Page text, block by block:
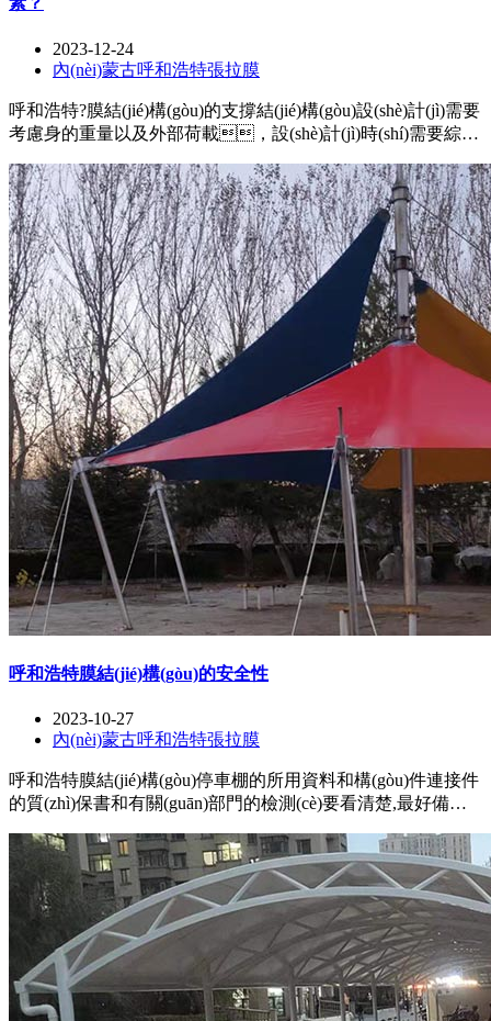
2023-12-24
內(nèi)蒙古呼和浩特張拉膜
呼和浩特?膜結(jié)構(gòu)的支撐結(jié)構(gòu)設(shè)計(jì)需要
考慮身的重量以及外部荷載，設(shè)計(jì)時(shí)需要綜合
限制等力學(xué)特性，以確保結(jié)構(gòu)的穩
(wěn)定和安全
呼和浩特膜結(jié)構(gòu)的安全性
2023-10-27
內(nèi)蒙古呼和浩特張拉膜
呼和浩特膜結(jié)構(gòu)停車棚的所用資料和構(gòu)件連接件
的質(zhì)保書和有關(guān)部門的檢測(cè)要看清楚,最好備份